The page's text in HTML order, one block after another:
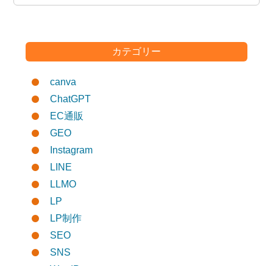
カテゴリー
canva
ChatGPT
EC通販
GEO
Instagram
LINE
LLMO
LP
LP制作
SEO
SNS